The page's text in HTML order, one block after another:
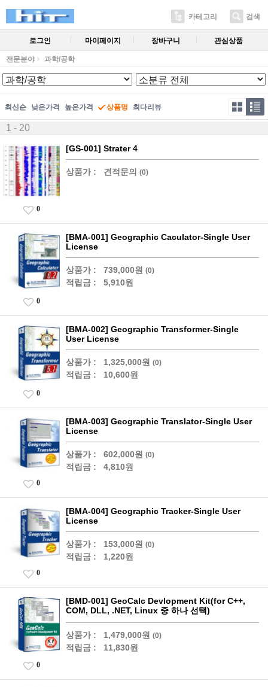
카테고리 검색
로그인 마이페이지 장바구니 관심상품
전문분야 과학/공학
최신순 낮은가격 높은가격 상품명 최다리뷰
1 - 20
[GS-001] Strater 4
상품가 : 견적문의 (0)
0
[BMA-001] Geographic Caculator-Single User
License
상품가 : 739,000원 (0)
적립금 : 5,910원
0
[BMA-002] Geographic Transformer-Single
User License
상품가 : 1,325,000원 (0)
적립금 : 10,600원
0
[BMA-003] Geographic Translator-Single User
License
상품가 : 602,000원 (0)
적립금 : 4,810원
0
[BMA-004] Geographic Tracker-Single User
License
상품가 : 153,000원 (0)
적립금 : 1,220원
0
[BMD-001] GeoCalc Devlopment Kit(for C++,
COM, DLL, .NET, Linux 중 하나 선택)
상품가 : 1,479,000원 (0)
적립금 : 11,830원
0